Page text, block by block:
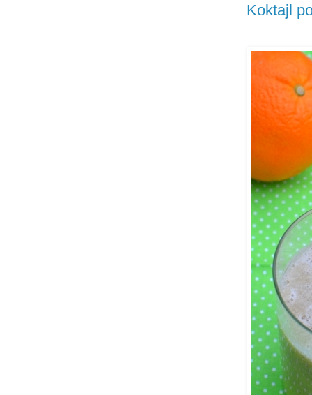
Koktajl